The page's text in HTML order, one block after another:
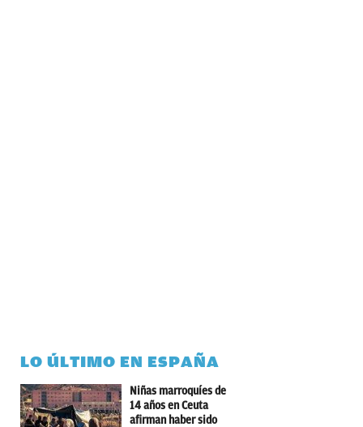
LO ÚLTIMO EN ESPAÑA
Niñas marroquíes de
14 años en Ceuta
afirman haber sido